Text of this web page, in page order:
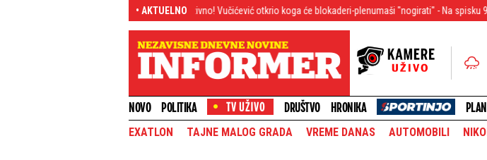
• AKTUELNO
Megaekskluzivno! Vučićević otkrio koga će blokaderi-plenumaši "nogirati" - Na spisku 99 imena!
NOVO POLITIKA DRUŠTVO HRONIKA
EXATLON TAJNE MALOG GRADA VREME DANAS AUTOMOBILI